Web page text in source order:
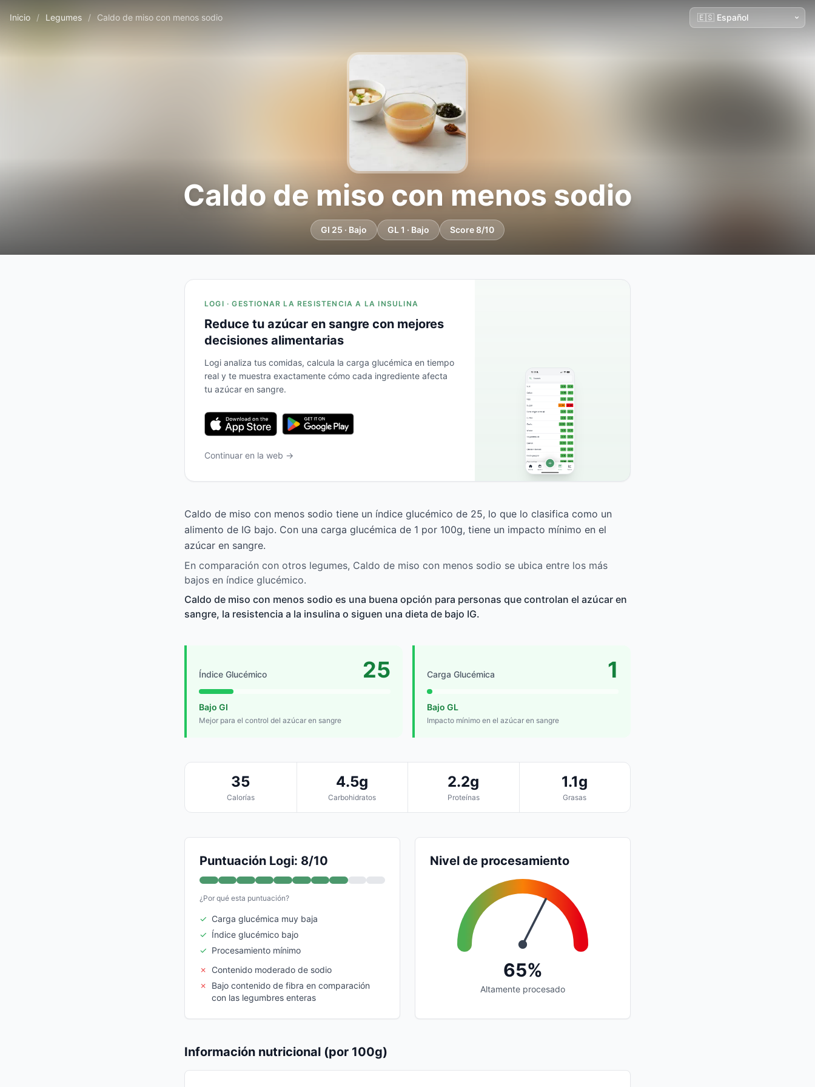
Inicio / Legumes / Caldo de miso con menos sodio
Caldo de miso con menos sodio
GI 25 · Bajo GL 1 · Bajo Score 8/10
LOGI · GESTIONAR LA RESISTENCIA A LA INSULINA
Reduce tu azúcar en sangre con mejores
decisiones alimentarias
Logi analiza tus comidas, calcula la carga glucémica en tiempo
real y te muestra exactamente cómo cada ingrediente afecta
tu azúcar en sangre.
Continuar en la web →
Caldo de miso con menos sodio tiene un índice glucémico de 25, lo que lo clasifica como un
alimento de IG bajo. Con una carga glucémica de 1 por 100g, tiene un impacto mínimo en el
azúcar en sangre.
En comparación con otros legumes, Caldo de miso con menos sodio se ubica entre los más
bajos en índice glucémico.
Caldo de miso con menos sodio es una buena opción para personas que controlan el azúcar en
sangre, la resistencia a la insulina o siguen una dieta de bajo IG.
Índice Glucémico 25
Bajo GI
Mejor para el control del azúcar en sangre
Carga Glucémica 1
Bajo GL
Impacto mínimo en el azúcar en sangre
35
Calorías
4.5g
Carbohidratos
2.2g
Proteínas
1.1g
Grasas
Puntuación Logi: 8/10
¿Por qué esta puntuación?
✓ Carga glucémica muy baja
✓ Índice glucémico bajo
✓ Procesamiento mínimo
✗
Contenido moderado de sodio
✗
Bajo contenido de fibra en comparación
con las legumbres enteras
Nivel de procesamiento
65%
Altamente procesado
Información nutricional (por 100g)